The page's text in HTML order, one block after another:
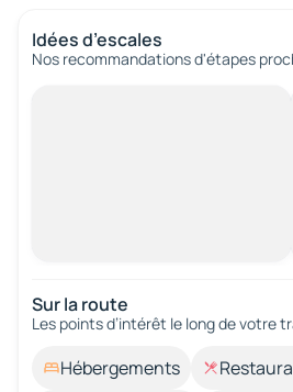
Idées d’escales
Nos recommandations d'étapes
Sur la route
Les points d’intérêt le long de votre
Hébergements